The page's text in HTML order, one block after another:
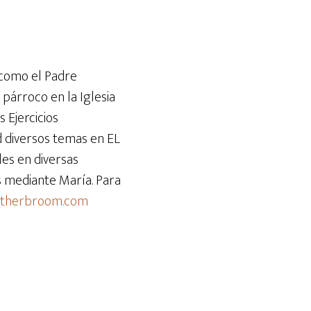
para
el
el Padre
en la Iglesia
Ejercicios
temas en EL
en diversas
María. Para